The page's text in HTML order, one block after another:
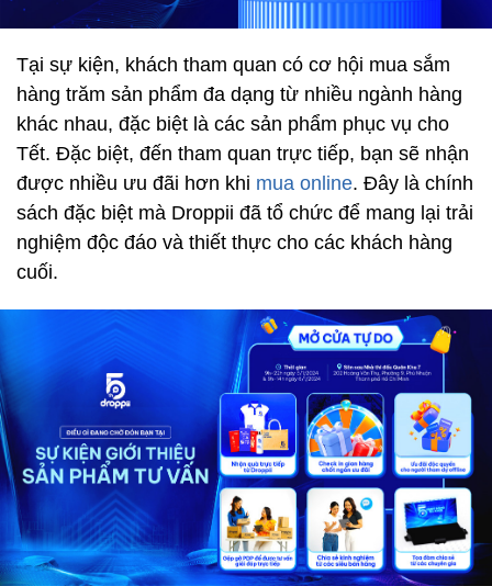
Tại sự kiện, khách tham quan có cơ hội mua sắm
hàng trăm sản phẩm đa dạng từ nhiều ngành hàng
khác nhau, đặc biệt là các sản phẩm phục vụ cho
Tết. Đặc biệt, đến tham quan trực tiếp, bạn sẽ nhận
được nhiều ưu đãi hơn khi mua online. Đây là chính
sách đặc biệt mà Droppii đã tổ chức để mang lại trải
nghiệm độc đáo và thiết thực cho các khách hàng
cuối.